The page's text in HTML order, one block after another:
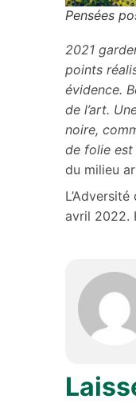
Pensées
2021
points
évidence.
de l’art.
noire,
de folie est
du milieu
avril 2022.